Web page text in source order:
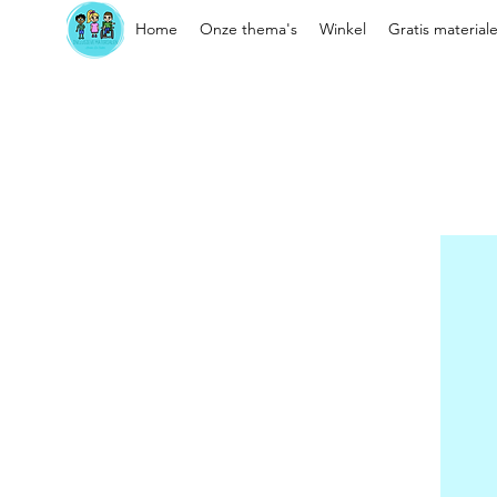
Home Onze thema's Winkel Gratis